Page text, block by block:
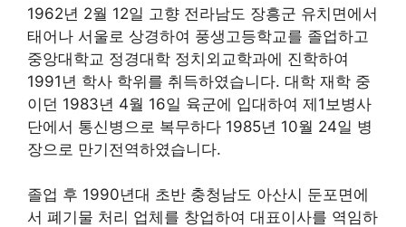
1962년 2월 12일 고향 전라남도 장흥군 유치면에서
태어나 서울로 상경하여 풍생고등학교를 졸업하고
중앙대학교 정경대학 정치외교학과에 진학하여
1991년 학사 학위를 취득하였습니다. 대학 재학 중
이던 1983년 4월 16일 육군에 입대하여 제1보병사
단에서 통신병으로 복무하다 1985년 10월 24일 병
장으로 만기전역하였습니다.
졸업 후 1990년대 초반 충청남도 아산시 둔포면에
서 폐기물 처리 업체를 창업하여 대표이사를 역임하